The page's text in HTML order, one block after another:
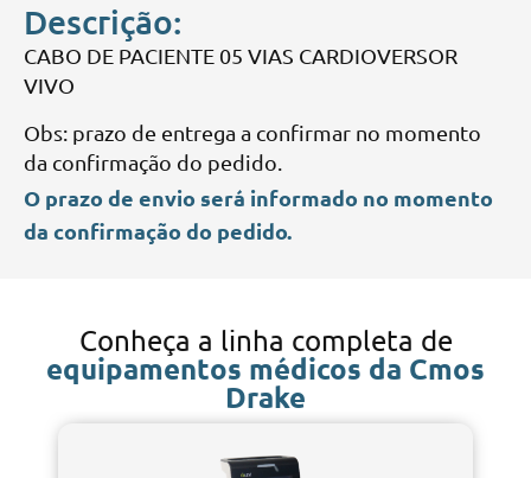
Descrição:
CABO DE PACIENTE 05 VIAS CARDIOVERSOR
VIVO
Obs: prazo de entrega a confirmar no momento
da confirmação do pedido.
O prazo de envio será informado no momento
da confirmação do pedido.
Conheça a linha completa de
equipamentos médicos da Cmos
Drake